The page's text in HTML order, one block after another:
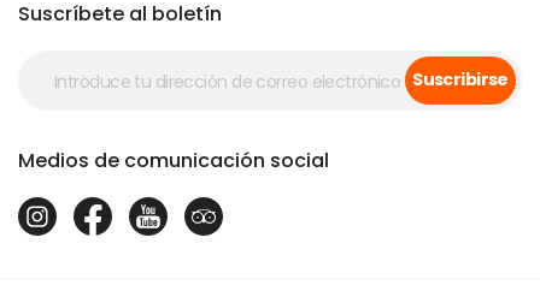
Suscríbete al boletín
Suscribirse
Medios de comunicación social